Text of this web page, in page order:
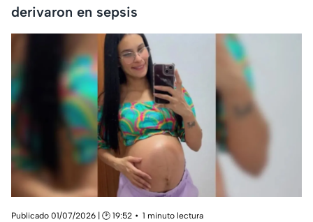
derivaron en sepsis
Publicado 01/07/2026 | 🕑 19:52
1 minuto lectura